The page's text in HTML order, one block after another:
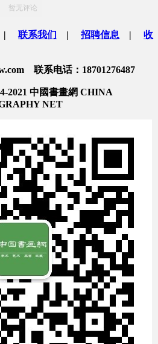
暂无评论
联系我们 | 招聘信息 | 收
联系电话：18701276487
2021 中國書畫網 CHINA
NET